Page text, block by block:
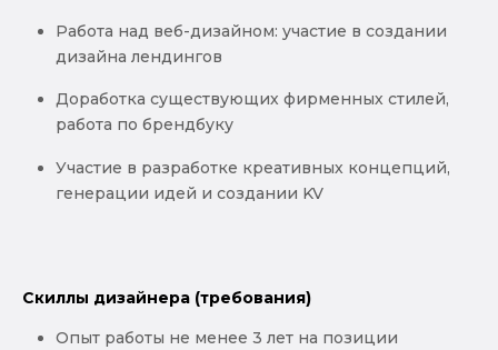
Работа над веб-дизайном: участие в создании
дизайна лендингов
Доработка существующих фирменных стилей,
работа по брендбуку
Участие в разработке креативных концепций,
генерации идей и создании KV
Скиллы дизайнера (требования)
Опыт работы не менее 3 лет на позиции